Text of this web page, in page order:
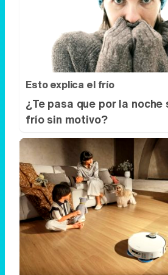
Esto explica el frío
¿Te pasa que por la
frío sin motivo?